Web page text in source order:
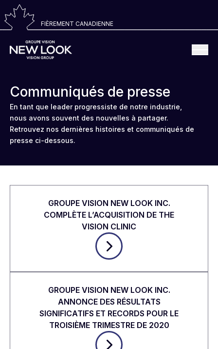
FIÈREMENT CANADIENNE
Communiqués de presse
En tant que leader progressiste de notre industrie,
nous avons souvent des nouvelles à partager.
Retrouvez nos dernières histoires et communiqués de
presse ci-dessous.
GROUPE VISION NEW LOOK INC.
COMPLÈTE L’ACQUISITION DE THE
VISION CLINIC
GROUPE VISION NEW LOOK INC.
ANNONCE DES RÉSULTATS
SIGNIFICATIFS ET RECORDS POUR LE
TROISIÈME TRIMESTRE DE 2020